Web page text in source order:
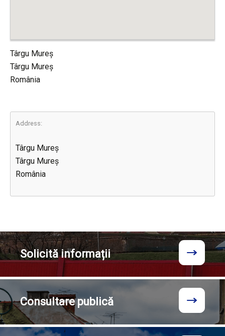
Târgu Mureș
Târgu Mureș
România
Address:
Târgu Mureș
Târgu Mureș
România
Solicităinformații
Consultarepublică